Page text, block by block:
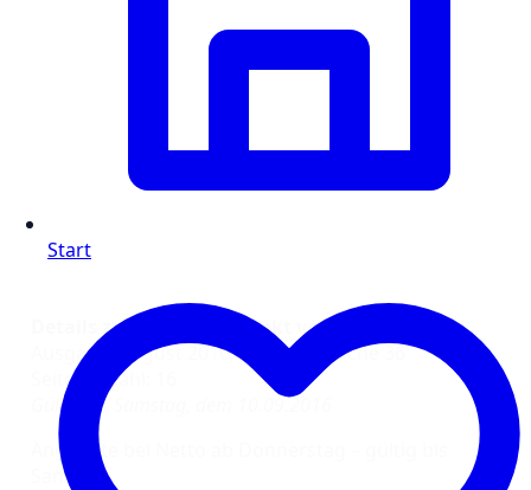
Details zum Netto Prospekt vom 29.08.16
Ausgabe: August 2016, Kalenderwoche 36
Seitenanzahl: 16
Gültig bis Samstag, dem 10.09.2016
Angebote bei Netto ab Donnerstag – gültig bis
Samstag
Start